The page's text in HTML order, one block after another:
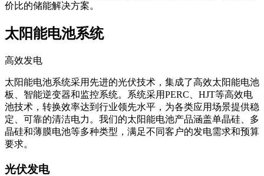
价比的储能解决方案。
太阳能电池系统
高效发电
太阳能电池系统采用先进的光伏技术，集成了高效太阳能电池
板、智能逆变器和监控系统。系统采用PERC、HJT等高效电
池技术，转换效率达到行业领先水平，为各类应用场景提供稳
定、可靠的清洁电力。我们的太阳能电池产品涵盖单晶硅、多
晶硅和薄膜电池等多种类型，满足不同客户的发电需求和预算
要求。
光伏发电